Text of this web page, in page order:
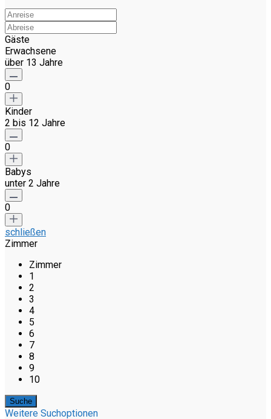
Gäste
Erwachsene
über 13 Jahre
0
Kinder
2 bis 12 Jahre
0
Babys
unter 2 Jahre
0
schließen
Zimmer
Zimmer
1
2
3
4
5
6
7
8
9
10
Weitere Suchoptionen